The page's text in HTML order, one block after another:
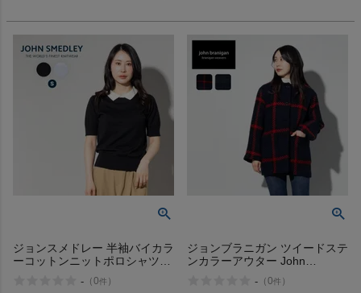
ジョンスメドレー 半袖バイカラ
ーコットンニットポロシャツ
- （0件 ）
ジョンブラニガン ツイードステ
ンカラーアウター John
- （0件 ）